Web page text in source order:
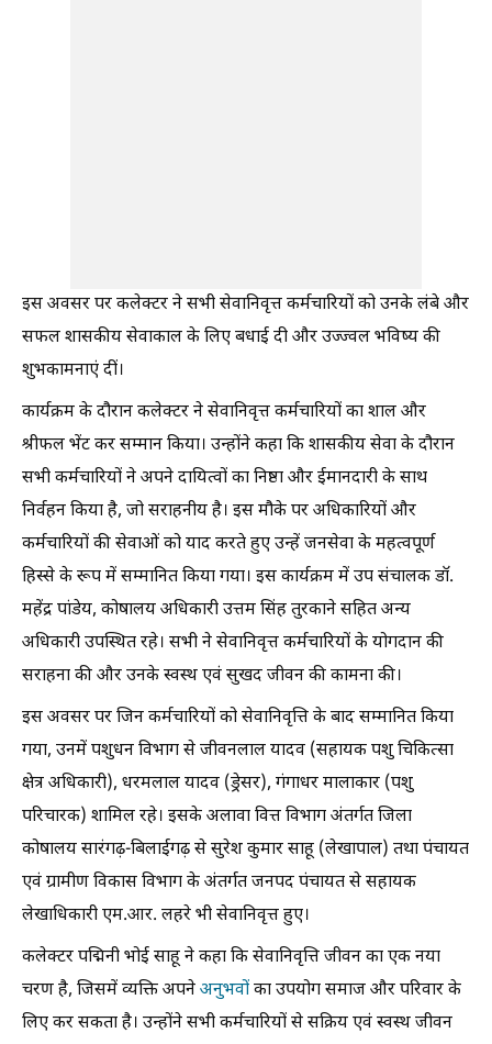
इस अवसर पर कलेक्टर ने सभी सेवानिवृत्त कर्मचारियों को उनके लंबे और
सफल शासकीय सेवाकाल के लिए बधाई दी और उज्ज्वल भविष्य की
शुभकामनाएं दीं।
कार्यक्रम के दौरान कलेक्टर ने सेवानिवृत्त कर्मचारियों का शाल और
श्रीफल भेंट कर सम्मान किया। उन्होंने कहा कि शासकीय सेवा के दौरान
सभी कर्मचारियों ने अपने दायित्वों का निष्ठा और ईमानदारी के साथ
निर्वहन किया है, जो सराहनीय है। इस मौके पर अधिकारियों और
कर्मचारियों की सेवाओं को याद करते हुए उन्हें जनसेवा के महत्वपूर्ण
हिस्से के रूप में सम्मानित किया गया। इस कार्यक्रम में उप संचालक डॉ.
महेंद्र पांडेय, कोषालय अधिकारी उत्तम सिंह तुरकाने सहित अन्य
अधिकारी उपस्थित रहे। सभी ने सेवानिवृत्त कर्मचारियों के योगदान की
सराहना की और उनके स्वस्थ एवं सुखद जीवन की कामना की।
इस अवसर पर जिन कर्मचारियों को सेवानिवृत्ति के बाद सम्मानित किया
गया, उनमें पशुधन विभाग से जीवनलाल यादव (सहायक पशु चिकित्सा
क्षेत्र अधिकारी), धरमलाल यादव (ड्रेसर), गंगाधर मालाकार (पशु
परिचारक) शामिल रहे। इसके अलावा वित्त विभाग अंतर्गत जिला
कोषालय सारंगढ़-बिलाईगढ़ से सुरेश कुमार साहू (लेखापाल) तथा पंचायत
एवं ग्रामीण विकास विभाग के अंतर्गत जनपद पंचायत से सहायक
लेखाधिकारी एम.आर. लहरे भी सेवानिवृत्त हुए।
कलेक्टर पद्मिनी भोई साहू ने कहा कि सेवानिवृत्ति जीवन का एक नया
चरण है, जिसमें व्यक्ति अपनेअनुभवोंका उपयोग समाज और परिवार के
लिए कर सकता है। उन्होंने सभी कर्मचारियों से सक्रिय एवं स्वस्थ जीवन